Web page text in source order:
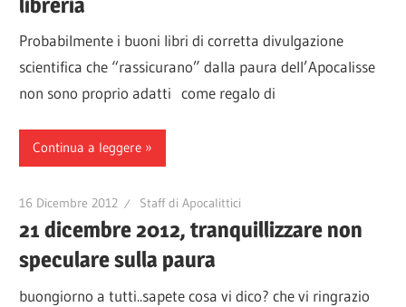
Probabilmente i buoni libri di corretta divulgazione
scientifica che “rassicurano” dalla paura dell’Apocalisse
non sono proprio adatti come regalo di
Continua a leggere
16 Dicembre 2012 Staff di Apocalittici
21 dicembre 2012, tranquillizzare non
speculare sulla paura
buongiorno a tutti..sapete cosa vi dico? che vi ringrazio